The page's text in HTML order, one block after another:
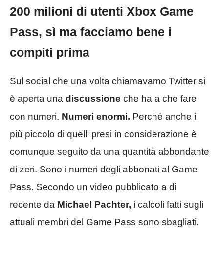
200 milioni di utenti Xbox Game
Pass, sì ma facciamo bene i
compiti prima
Sul social che una volta chiamavamo Twitter si
è aperta una discussione che ha a che fare
con numeri. Numeri enormi. Perché anche il
più piccolo di quelli presi in considerazione è
comunque seguito da una quantità abbondante
di zeri. Sono i numeri degli abbonati al Game
Pass. Secondo un video pubblicato a di
recente da Michael Pachter, i calcoli fatti sugli
attuali membri del Game Pass sono sbagliati.